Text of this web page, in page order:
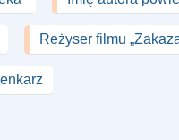
Reżyser filmu